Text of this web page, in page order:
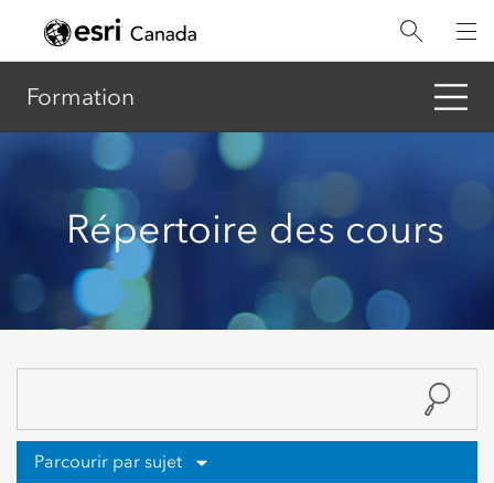
contenu
Formation
Répertoire des cours
Parcourir par sujet